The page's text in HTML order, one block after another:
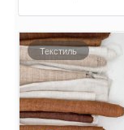
Текстиль